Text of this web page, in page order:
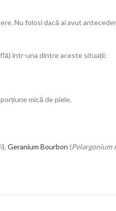
Nu folosi dacă ai avut
într-una dintre aceste situații:
mică de piele.
), Geranium Bourbon (Pelargonium